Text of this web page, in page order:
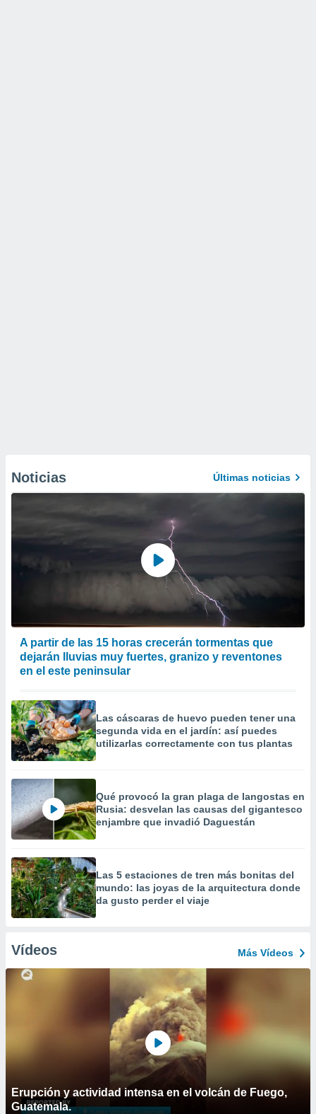
Noticias Últimas noticias
A partir de las 15 horas crecerán tormentas que
dejarán lluvias muy fuertes, granizo y reventones
en el este peninsular
Las cáscaras de huevo pueden tener una
segunda vida en el jardín: así puedes
utilizarlas correctamente con tus plantas
Qué provocó la gran plaga de langostas en
Rusia: desvelan las causas del gigantesco
enjambre que invadió Daguestán
Las 5 estaciones de tren más bonitas del
mundo: las joyas de la arquitectura donde
da gusto perder el viaje
Vídeos Más Vídeos
Erupción y actividad intensa en el volcán de Fuego,
Guatemala.